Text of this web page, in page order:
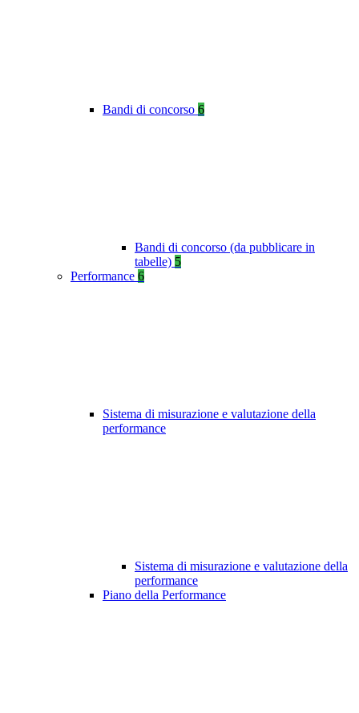
Bandi di concorso 6
Bandi di concorso (da pubblicare in
tabelle) 5
Performance 6
Sistema di misurazione e valutazione della
performance
Sistema di misurazione e valutazione della
performance
Piano della Performance